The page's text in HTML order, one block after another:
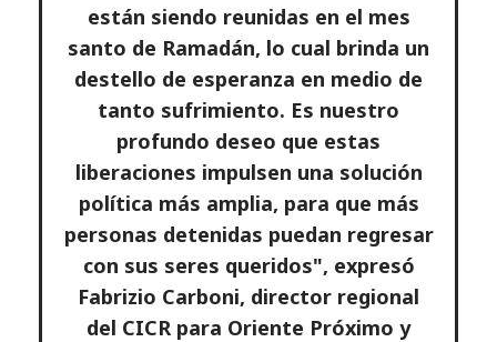
están siendo reunidas en el mes
santo de Ramadán, lo cual brinda un
destello de esperanza en medio de
tanto sufrimiento. Es nuestro
profundo deseo que estas
liberaciones impulsen una solución
política más amplia, para que más
personas detenidas puedan regresar
con sus seres queridos", expresó
Fabrizio Carboni, director regional
del CICR para Oriente Próximo y